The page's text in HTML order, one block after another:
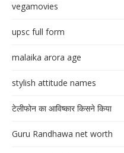
vegamovies
upsc full form
malaika arora age
stylish attitude names
टेलीफोन का आविष्कार किसने किया
Guru Randhawa net worth